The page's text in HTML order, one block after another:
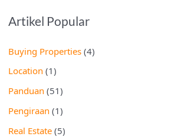
Artikel Popular
Buying Properties (4)
Location (1)
Panduan (51)
Pengiraan (1)
Real Estate (5)